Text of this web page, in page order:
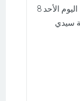
رفقة الوزير الأوّل الجزائري، السّيد سيفي غريّب، اليوم الأحد 8
ساقية سيدي